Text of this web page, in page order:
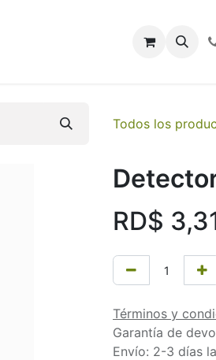
Ayuda
Todos los
RD$
Términos y
Garantía de
Envío: 2-3 días